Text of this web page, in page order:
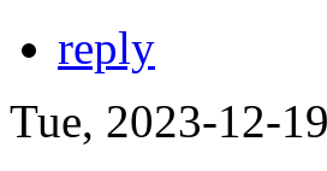
reply
Tue, 2023-12-